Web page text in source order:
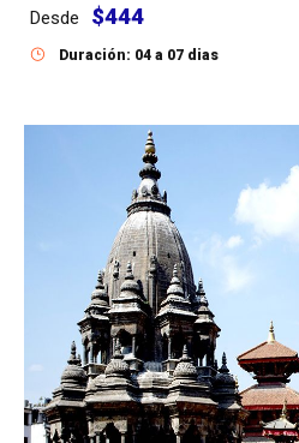
Desde $444
Duración: 04 a 07 dias